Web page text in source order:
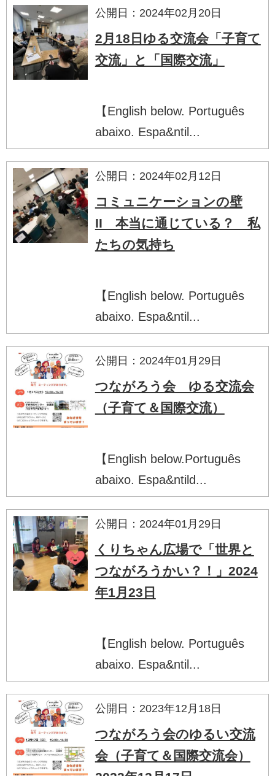
公開日：2024年02月20日
2月18日ゆる交流会「子育て
交流」と「国際交流」
【English below. Português
abaixo. Espa&ntil...
公開日：2024年02月12日
コミュニケーションの壁
II 本当に通じている？ 私
たちの気持ち
【English below. Português
abaixo. Espa&ntil...
公開日：2024年01月29日
つながろう会 ゆる交流会
（子育て＆国際交流）
【English below.Português
abaixo. Espa&ntild...
公開日：2024年01月29日
くりちゃん広場で「世界と
つながろうかい？！」2024
年1月23日
【English below. Português
abaixo. Espa&ntil...
公開日：2023年12月18日
つながろう会のゆるい交流
会（子育て＆国際交流会）